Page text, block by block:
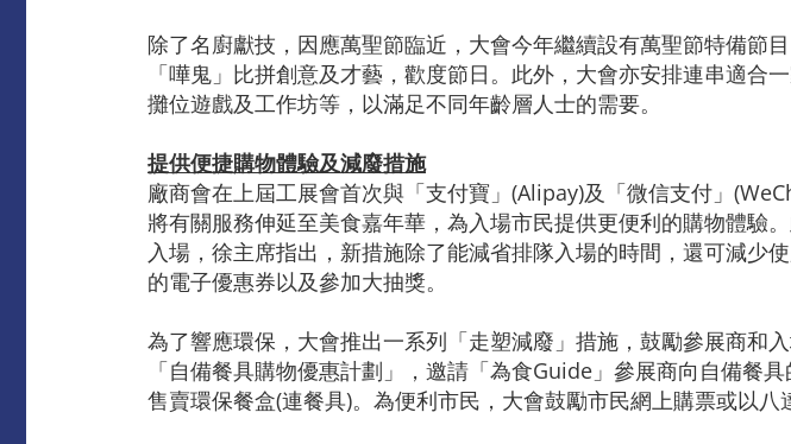
除了名廚獻技，因應萬聖節臨近，大會今年繼續設有萬聖節特備節
「嘩鬼」比拼創意及才藝，歡度節日。此外，大會亦安排連串適合
攤位遊戲及工作坊等，以滿足不同年齡層人士的需要。
提供便捷購物體驗及減廢措施
廠商會在上屆工展會首次與「支付寶」(Alipay)及「微信支付」
將有關服務伸延至美食嘉年華，為入場市民提供更便利的購物體驗
入場，徐主席指出，新措施除了能減省排隊入場的時間，還可減少
的電子優惠券以及參加大抽獎。
為了響應環保，大會推出一系列「走塑減廢」措施，鼓勵參展商和
「自備餐具購物優惠計劃」，邀請「為食Guide」參展商向自備餐
售賣環保餐盒(連餐具)。為便利市民，大會鼓勵市民網上購票或以八